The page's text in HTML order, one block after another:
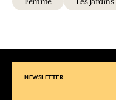
NEWSLETTER